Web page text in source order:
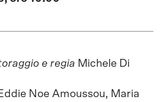
e regia Michele Di
Noe Amoussou, Maria